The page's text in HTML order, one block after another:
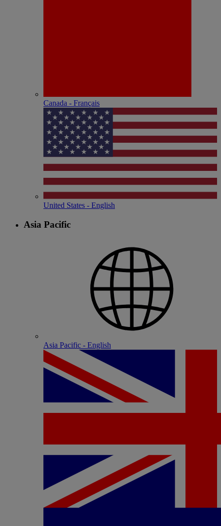
Canada - Français
United States - English
Asia Pacific
Asia Pacific - English